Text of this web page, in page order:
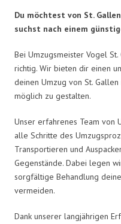
Du möchtest von St.
suchst nach einem
Bei Umzugsmeister Vogel
richtig. Wir bieten dir einen
deinen Umzug von St.
möglich zu gestalten.
Unser erfahrenes Team von
alle Schritte des
Transportieren und
Gegenstände. Dabei legen
sorgfältige Behandlung
vermeiden.
Dank unserer langjährigen